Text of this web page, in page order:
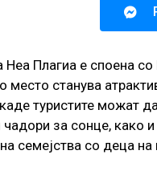
Неа Плагиа е споена
место станува
туристите можат
за сонце, како
семејства со деца на